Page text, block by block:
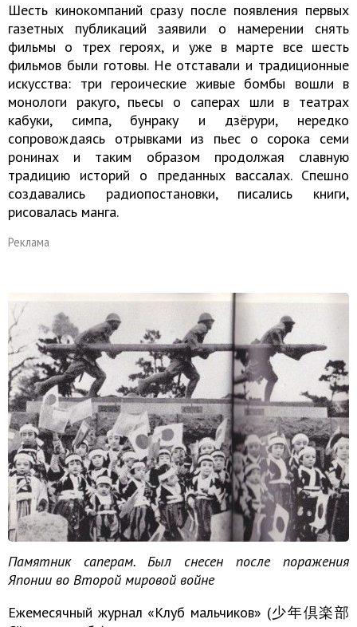
Шесть кинокомпаний сразу после появления первых
газетных публикаций заявили о намерении снять
фильмы о трех героях, и уже в марте все шесть
фильмов были готовы. Не отставали и традиционные
искусства: три героические живые бомбы вошли в
монологи ракуго, пьесы о саперах шли в театрах
кабуки, симпа, бунраку и дзёрури, нередко
сопровождаясь отрывками из пьес о сорока семи
ронинах и таким образом продолжая славную
традицию историй о преданных вассалах. Спешно
создавались радиопостановки, писались книги,
рисовалась манга.
Реклама
Памятник саперам. Был снесен после поражения
Японии во Второй мировой войне
Ежемесячный журнал «Клуб мальчиков» (少年倶楽部